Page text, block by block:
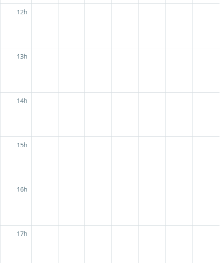
12h
13h
14h
15h
16h
17h